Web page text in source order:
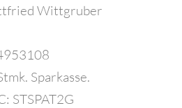
Wittgruber
Sparkasse.
STSPAT2G